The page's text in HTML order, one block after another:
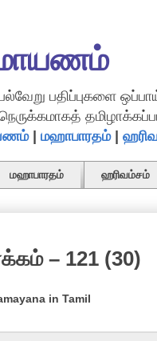
பதிப்புகளை
| மஹாபாரதம்|
மஹாபாரதம் ஹரிவம்சம்
– 121 (30)
in Tamil